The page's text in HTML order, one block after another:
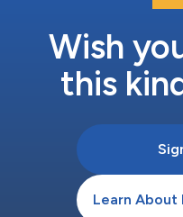
Wish
this
Learn About